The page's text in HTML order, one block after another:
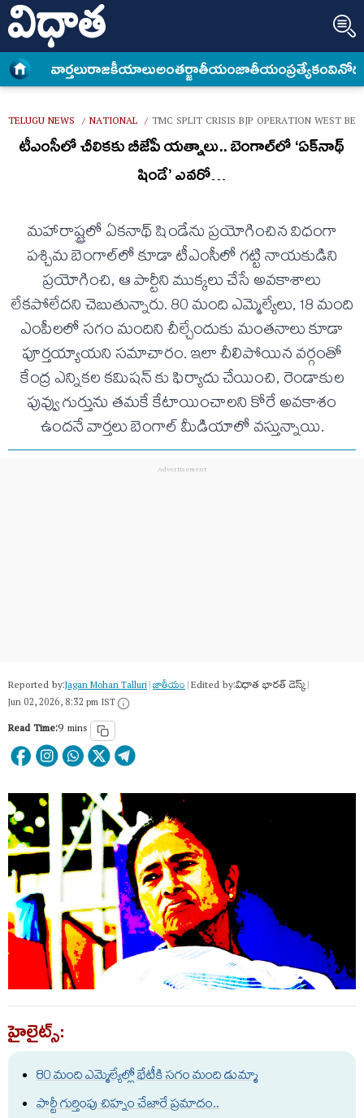
వార్త‌లురాజకీయాలుఅంత‌ర్జాతీయంజాతీయంప్రత్యేకం
TELUGU NEWS / NATIONAL / TMC SPLIT CRISIS BJP OPERATION WEST
టీఎంసీలో చీలికకు బీజేపీ యత్నాలు.. బెంగాల్‌లో ‘ఏక్‌నాథ్‌
షిండే’ ఎవరో…
మహారాష్ట్రలో ఏకనాథ్ షిండేను ప్రయోగించిన విధంగా
పశ్చిమ బెంగాల్‌లో కూడా టీఎంసీలో గట్టి నాయకుడిని
ప్రయోగించి, ఆ పార్టీని ముక్కలు చేసే అవకాశాలు
లేకపోలేదని చెబుతున్నారు. 80 మంది ఎమ్మెల్యేలు, 18 మంది
ఎంపీలలో సగం మందిని చీల్చేందుకు మంతనాలు కూడా
పూర్తయ్యాయని సమాచారం. ఇలా చీలిపోయిన వర్గంతో
కేంద్ర ఎన్నికల కమిషన్ కు ఫిర్యాదు చేయించి, రెండాకుల
పువ్వు గుర్తును తమకే కేటాయించాలని కోరే అవకాశం
ఉందనే వార్తలు బెంగాల్‌ మీడియాలో వస్తున్నాయి.
Reported by:Jagan Mohan Talluri|జాతీయం|Edited by:విధాత భారత్ డెస్క్|
Jun 02, 2026, 8:32 pm IST
Read Time:9 mins
హైలైట్స్:
80 మంది ఎమ్మెల్యేల్లో భేటీకి సగం మంది డుమ్మా
పార్టీ గుర్తింపు చిహ్నం చేజారే ప్రమాదం..